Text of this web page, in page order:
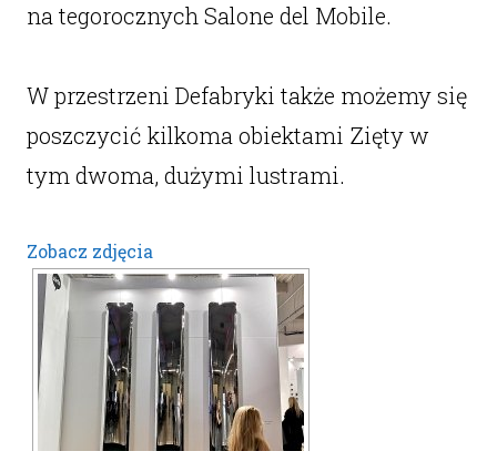
na tegorocznych Salone del Mobile.
W przestrzeni Defabryki także możemy się
poszczycić kilkoma obiektami Zięty w
tym dwoma, dużymi lustrami.
Zobacz zdjęcia